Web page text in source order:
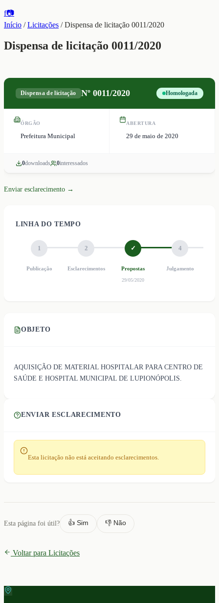
f📷
Início /Licitações /Dispensa de licitação 0011/2020
Dispensa de licitação 0011/2020
Dispensa de licitação Nº 0011/2020 Homologada
ÓRGÃO
Prefeitura Municipal
ABERTURA
29 de maio de 2020
0downloads 0interessados
Enviar esclarecimento →
LINHA DO TEMPO
1
Publicação
2
Esclarecimentos
✓
Propostas
29/05/2020
4
Julgamento
OBJETO
AQUISIÇÃO DE MATERIAL HOSPITALAR PARA CENTRO DE
SAÚDE E HOSPITAL MUNICIPAL DE LUPIONÓPOLIS.
ENVIAR ESCLARECIMENTO
Esta licitação não está aceitando esclarecimentos.
Esta página foi útil? 👍 Sim 👎 Não
Voltar para Licitações